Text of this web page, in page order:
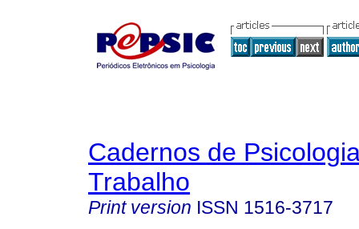
Cadernos de
Trabalho
Print version ISSN 1516-3717